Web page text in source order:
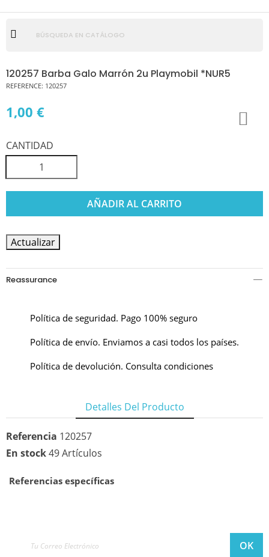
120257 Barba Galo Marrón 2u Playmobil *NUR5
REFERENCE: 120257
1,00 €
CANTIDAD
AÑADIR AL CARRITO
Reassurance
Política de seguridad. Pago 100% seguro
Política de envío. Enviamos a casi todos los países.
Política de devolución. Consulta condiciones
Detalles Del Producto
Referencia 120257
En stock49 Artículos
Referencias específicas